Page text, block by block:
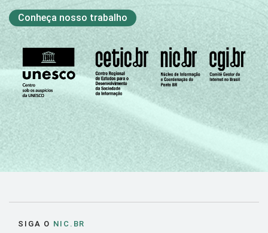
Conheça nosso trabalho
SIGA O NIC.BR